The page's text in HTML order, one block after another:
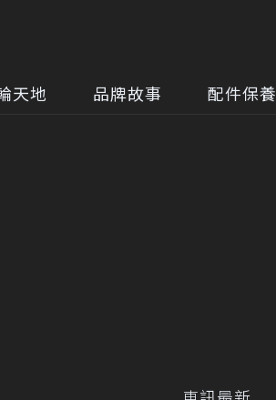
天地 品牌故事 配件保養